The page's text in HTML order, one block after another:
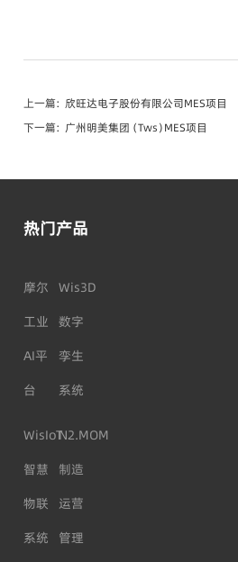
上一篇： 欣旺达电子股份有限公司MES项目
下一篇： 广州明美集团（Tws）MES项目
热门产品
摩尔
工业
AI平
台
Wis3D
数字
孪生
系统
WisIoT
智慧
物联
系统
N2.MOM
制造
运营
管理